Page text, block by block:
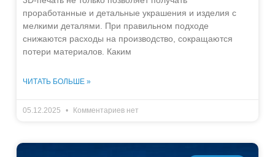
проработанные и детальные украшения и изделия с
мелкими деталями. При правильном подходе
снижаются расходы на производство, сокращаются
потери материалов. Каким
ЧИТАТЬ БОЛЬШЕ »
05.12.2025 Комментариев нет